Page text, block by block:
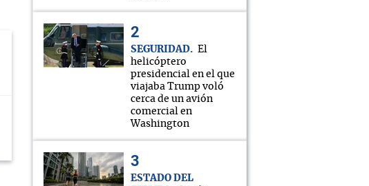
SEGURIDAD
El
helicóptero
presidencial en el que
viajaba Trump voló
cerca de un avión
comercial en
Washington
ESTADO DEL